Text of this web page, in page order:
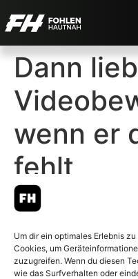
Um dir ein optimales Erlebnis
Cookies, um
zuzugreifen. Wenn du diesen
wie das Surfverhalten oder
Dann
wenn er
fehlt
© 2007-2026 Fohlen-
– Alle rechte vorbehalten.